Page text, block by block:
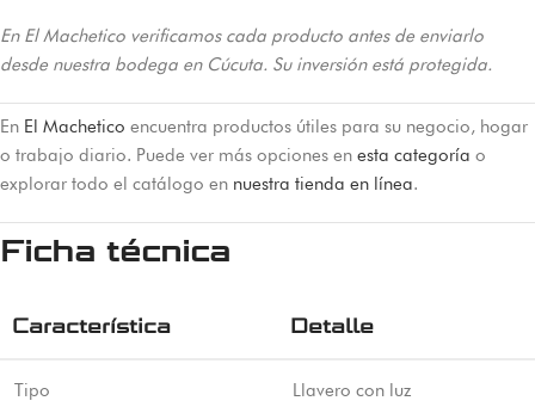
En El Machetico verificamos cada producto antes de enviarlo
desde nuestra bodega en Cúcuta. Su inversión está protegida.
En El Machetico encuentra productos útiles para su negocio, hogar
o trabajo diario. Puede ver más opciones en esta categoría o
explorar todo el catálogo en nuestra tienda en línea.
Ficha técnica
Característica Detalle
Tipo Llavero con luz